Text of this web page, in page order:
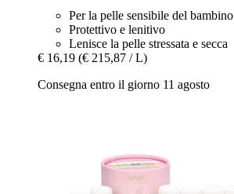
Per la pelle sensibile del bambino
Protettivo e lenitivo
Lenisce la pelle stressata e secca
€ 16,19 (€ 215,87 / L)
Consegna entro il giorno 11 agosto